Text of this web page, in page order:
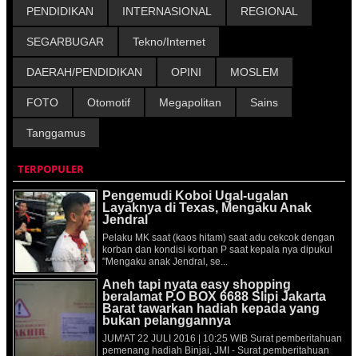
PENDIDIKAN INTERNASIONAL REGIONAL
SEGARBUGAR Tekno/Internet
DAERAH/PENDIDIKAN OPINI MOSLEM
FOTO Otomotif Megapolitan Sains
Tanggamus
TERPOPULER
Pengemudi Koboi Ugal-ugalan
Layaknya di Texas, Mengaku Anak
Jendral
Pelaku MK saat (kaos hitam) saat adu cekcok dengan
korban dan kondisi korban P saat kepala nya dipukul
"Mengaku anak Jendral, se...
Aneh tapi nyata easy shopping
beralamat P.O BOX 6688 Slipi Jakarta
Barat tawarkan hadiah kepada yang
bukan pelanggannya
JUM'AT 22 JULI 2016 | 10:25 WIB Surat pemberitahuan
pemenang hadiah Binjai, JMI - Surat pemberitahuan